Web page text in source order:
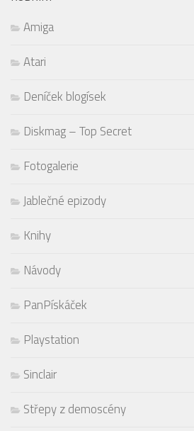
Amiga
Atari
Deníček blogísek
Diskmag – Top Secret
Fotogalerie
Jablečné epizody
Knihy
Návody
PanPískáček
Playstation
Sinclair
Střepy z demoscény